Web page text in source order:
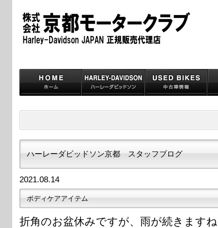
ハーレーダビッドソン京都 スタッフブログ
2021.08.14
ボディケアアイテム
折角のお盆休みですが、雨が続きます